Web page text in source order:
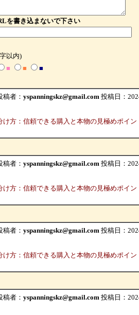
を書き込まないで下さい
以内)
■ ■ ■
者： yspanningskz@gmail.com 投稿日：
け方：信頼できる購入と本物の見極めポイン
者： yspanningskz@gmail.com 投稿日：
け方：信頼できる購入と本物の見極めポイン
者： yspanningskz@gmail.com 投稿日：
け方：信頼できる購入と本物の見極めポイン
者： yspanningskz@gmail.com 投稿日：